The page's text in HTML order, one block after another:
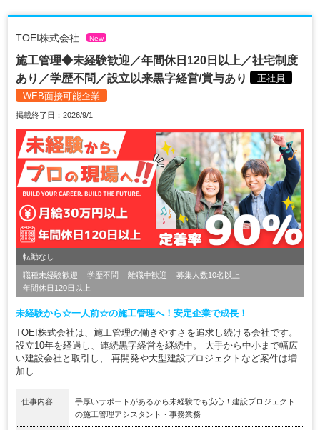
TOEI株式会社 New
施工管理◆未経験歓迎／年間休日120日以上／社宅制度
あり／学歴不問／設立以来黒字経営/賞与あり
正社員
WEB面接可能企業
掲載終了日：2026/9/1
転勤なし
職種未経験歓迎 学歴不問 離職中歓迎
募集人数10名以上
年間休日120日以上
未経験から☆一人前☆の施工管理へ！安定企業で成長！
TOEI株式会社は、施工管理の働きやすさを追求し続ける会社です。
設立10年を経過し、連続黒字経営を継続中。 大手から中小まで幅広
い建設会社と取引し、 再開発や大型建設プロジェクトなど案件は増
加し...
仕事内容
手厚いサポートがあるから未経験でも安心！建設プロジェクト
の施工管理アシスタント・事務業務